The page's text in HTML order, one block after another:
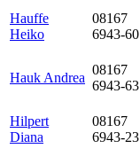
Hauffe
Heiko
08167
6943-60
Hauk Andrea
08167
6943-63
Hilpert
Diana
08167
6943-23